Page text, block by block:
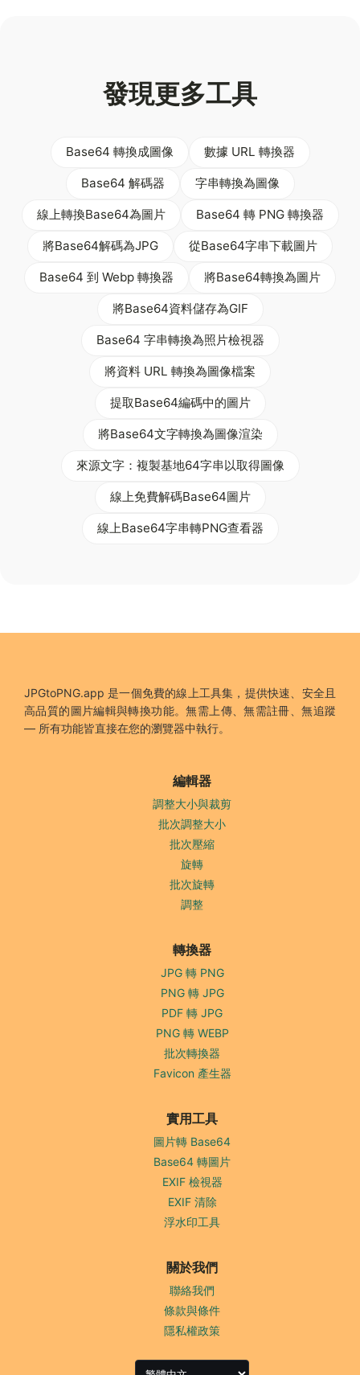
發現更多工具
Base64 轉換成圖像 數據 URL 轉換器
Base64 解碼器 字串轉換為圖像
線上轉換Base64為圖片 Base64 轉 PNG 轉換器
將Base64解碼為JPG 從Base64字串下載圖片
Base64 到 Webp 轉換器 將Base64轉換為圖片
將Base64資料儲存為GIF
Base64 字串轉換為照片檢視器
將資料 URL 轉換為圖像檔案
提取Base64編碼中的圖片
將Base64文字轉換為圖像渲染
來源文字：複製基地64字串以取得圖像
線上免費解碼Base64圖片
線上Base64字串轉PNG查看器
JPGtoPNG.app 是一個免費的線上工具集，提供快速、安全且
高品質的圖片編輯與轉換功能。無需上傳、無需註冊、無追蹤
— 所有功能皆直接在您的瀏覽器中執行。
編輯器
調整大小與裁剪
批次調整大小
批次壓縮
旋轉
批次旋轉
調整
轉換器
JPG 轉 PNG
PNG 轉 JPG
PDF 轉 JPG
PNG 轉 WEBP
批次轉換器
Favicon 產生器
實用工具
圖片轉 Base64
Base64 轉圖片
EXIF 檢視器
EXIF 清除
浮水印工具
關於我們
聯絡我們
條款與條件
隱私權政策